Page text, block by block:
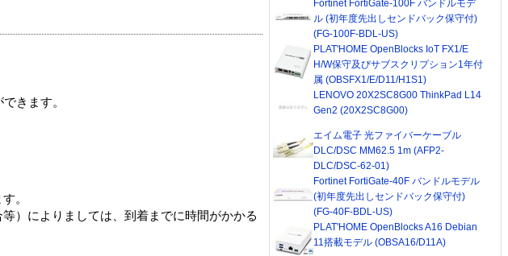
きます。
。
）によりましては、到着までに時間がかかる
Fortinet FortiGate-100F バンドルモデ
ル (初年度先出しセンドバック保守付)
(FG-100F-BDL-US)
PLAT'HOME OpenBlocks IoT FX1/E
H/W保守及びサブスクリプション1年付
属 (OBSFX1/E/D11/H1S1)
LENOVO 20X2SC8G00 ThinkPad L14
Gen2 (20X2SC8G00)
エイム電子 光ファイバーケーブル
DLC/DSC MM62.5 1m (AFP2-
DLC/DSC-62-01)
Fortinet FortiGate-40F バンドルモデル
(初年度先出しセンドバック保守付)
(FG-40F-BDL-US)
PLAT'HOME OpenBlocks A16 Debian
11搭載モデル (OBSA16/D11A)